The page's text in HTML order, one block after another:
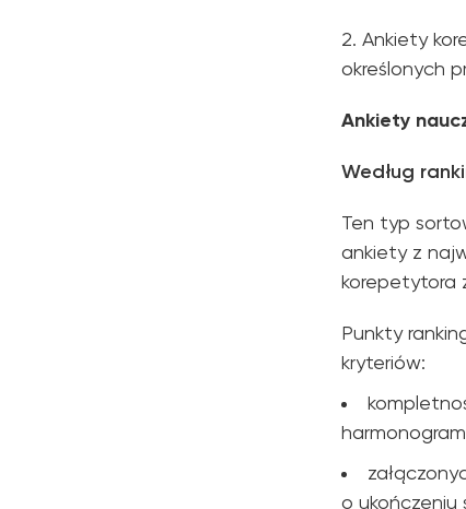
2. Ankiety
określonych
Ankiety
Według
Ten typ
ankiety z
korepetytora
Punkty
kryteriów:
o ukończeniu